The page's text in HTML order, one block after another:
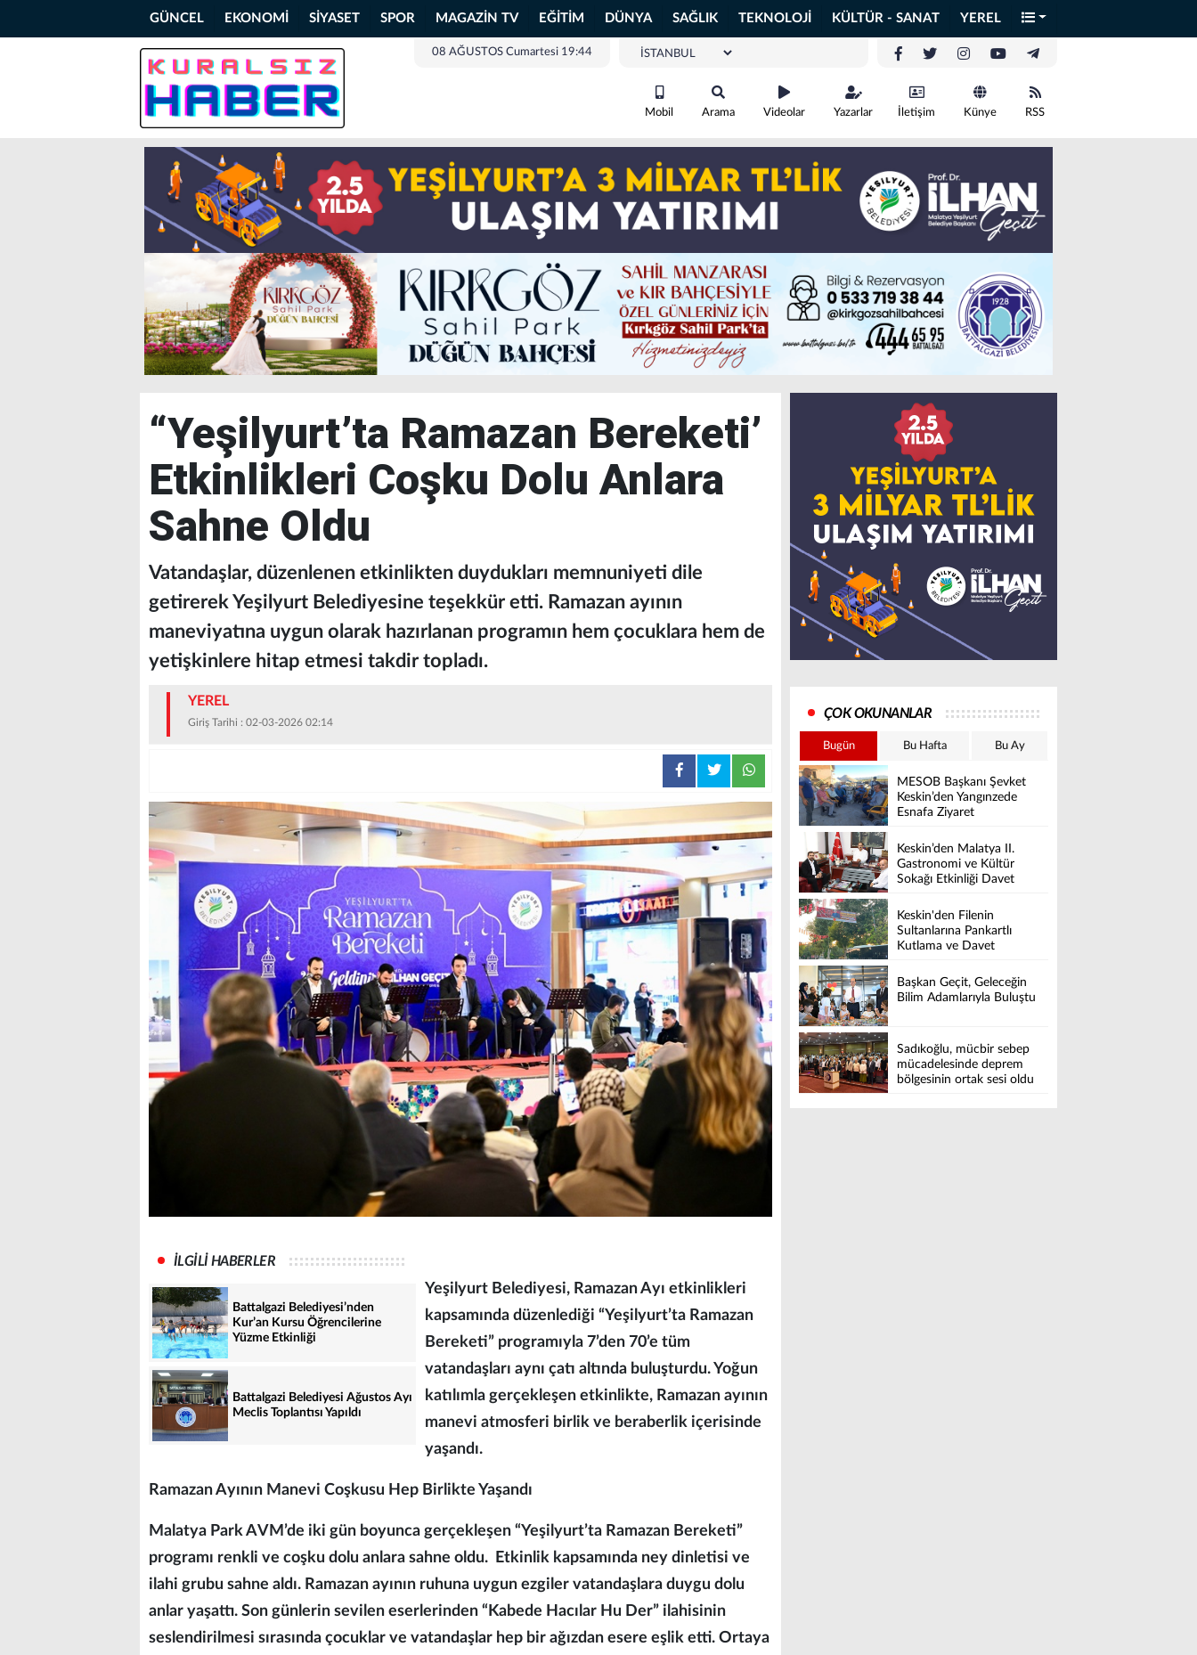
GÜNCEL EKONOMİ SİYASET SPOR MAGAZİN TV EĞİTİM DÜNYA SAĞLIK TEKNOLOJİ KÜLTÜR - SANAT YEREL
08 AĞUSTOS Cumartesi 19:44
Mobil Arama Videolar Yazarlar İletişim Künye RSS
“Yeşilyurt’ta Ramazan Bereketi’
Etkinlikleri Coşku Dolu Anlara
Sahne Oldu
Vatandaşlar, düzenlenen etkinlikten duydukları memnuniyeti dile
getirerek Yeşilyurt Belediyesine teşekkür etti. Ramazan ayının
maneviyatına uygun olarak hazırlanan programın hem çocuklara hem de
yetişkinlere hitap etmesi takdir topladı.
YEREL
Giriş Tarihi : 02-03-2026 02:14
İLGİLİ HABERLER
Battalgazi Belediyesi’nden
Kur’an Kursu Öğrencilerine
Yüzme Etkinliği
Battalgazi Belediyesi Ağustos Ayı
Meclis Toplantısı Yapıldı
Yeşilyurt Belediyesi, Ramazan Ayı etkinlikleri
kapsamında düzenlediği “Yeşilyurt’ta Ramazan
Bereketi” programıyla 7’den 70’e tüm
vatandaşları aynı çatı altında buluşturdu. Yoğun
katılımla gerçekleşen etkinlikte, Ramazan ayının
manevi atmosferi birlik ve beraberlik içerisinde
yaşandı.
Ramazan Ayının Manevi Coşkusu Hep Birlikte Yaşandı
Malatya Park AVM’de iki gün boyunca gerçekleşen “Yeşilyurt’ta Ramazan Bereketi”
programı renkli ve coşku dolu anlara sahne oldu. Etkinlik kapsamında ney dinletisi ve
ilahi grubu sahne aldı. Ramazan ayının ruhuna uygun ezgiler vatandaşlara duygu dolu
anlar yaşattı. Son günlerin sevilen eserlerinden “Kabede Hacılar Hu Der” ilahisinin
seslendirilmesi sırasında çocuklar ve vatandaşlar hep bir ağızdan esere eşlik etti. Ortaya
ÇOK OKUNANLAR
Bugün Bu Hafta Bu Ay
MESOB Başkanı Şevket
Keskin’den Yangınzede
Esnafa Ziyaret
Keskin’den Malatya II.
Gastronomi ve Kültür
Sokağı Etkinliği Davet
Keskin'den Filenin
Sultanlarına Pankartlı
Kutlama ve Davet
Başkan Geçit, Geleceğin
Bilim Adamlarıyla Buluştu
Sadıkoğlu, mücbir sebep
mücadelesinde deprem
bölgesinin ortak sesi oldu